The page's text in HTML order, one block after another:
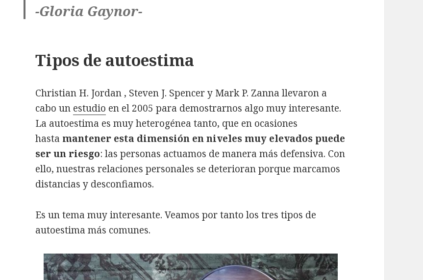
-Gloria Gaynor-
Tipos de autoestima
Christian H. Jordan , Steven J. Spencer y Mark P. Zanna llevaron a
cabo un estudio en el 2005 para demostrarnos algo muy interesante.
La autoestima es muy heterogénea tanto, que en ocasiones
hasta mantener esta dimensión en niveles muy elevados puede
ser un riesgo: las personas actuamos de manera más defensiva. Con
ello, nuestras relaciones personales se deterioran porque marcamos
distancias y desconfiamos.
Es un tema muy interesante. Veamos por tanto los tres tipos de
autoestima más comunes.